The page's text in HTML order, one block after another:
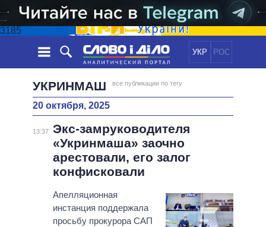
3185
УКР РОС
НОВОСТИ
ЛЕНТА
СОБЫТИЯ
СТАТЬИ
МНЕНИЯ
ОБЗОРЫ
ДАЙДЖЕСТЫ
ЭКОНОМИКА
ОБЩЕСТВО
МИР
ОБЕЩАНИЯ
ПОЛИТИКИ
ВСЕ ПОЛИТИКИ
ПРЕЗИДЕНТ И ОФИС
ВЕРХОВНАЯ РАДА
КАБИНЕТ МИНИСТРОВ
ИНФОГРАФИКА
ПОДДЕРЖАТЬ
УКРИНМАШ все публикации по тегу
20 октября, 2025
13:37 Экс-замруководителя
«Укринмаша» заочно
арестовали, его залог
конфисковали
Апелляционная
инстанция поддержала
просьбу прокурора САП